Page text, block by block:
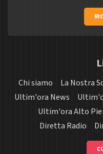
Chi siamo La Nostra
Ultim'ora News
Ultim'ora Alto
Diretta Radio